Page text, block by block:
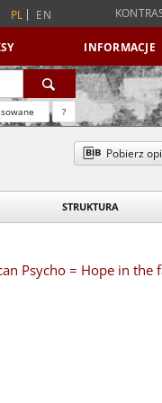
PL EN
INFORMACJE
?
Pobierz
STRUKTURA
Psycho = Hope in the